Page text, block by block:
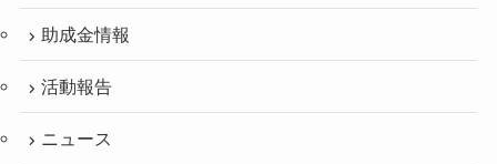
助成金情報
活動報告
ニュース